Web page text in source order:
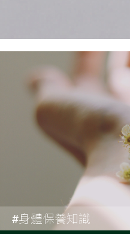
#身體保養知識